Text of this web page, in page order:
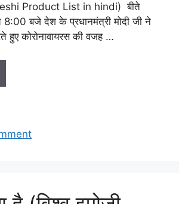
Product List in hindi) बीते
8:00 बजे देश के प्रधानमंत्री मोदी जी ने
हुए कोरोनावायरस की वजह …